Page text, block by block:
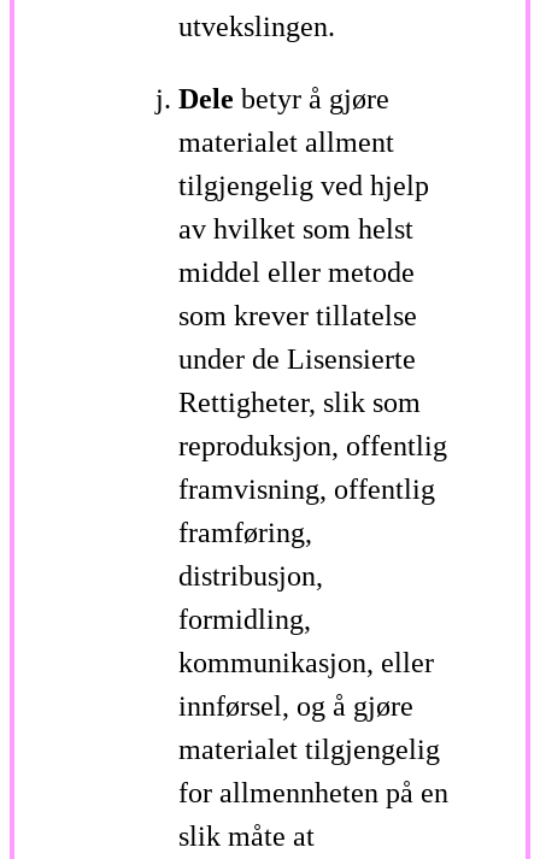
utvekslingen.
Dele betyr å gjøre
materialet allment
tilgjengelig ved hjelp
av hvilket som helst
middel eller metode
som krever tillatelse
under de Lisensierte
Rettigheter, slik som
reproduksjon, offentlig
framvisning, offentlig
framføring,
distribusjon,
formidling,
kommunikasjon, eller
innførsel, og å gjøre
materialet tilgjengelig
for allmennheten på en
slik måte at